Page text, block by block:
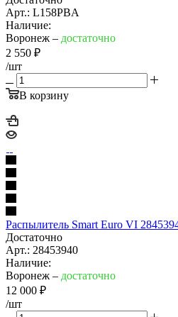
Арт.: L158PBA
Наличие:
Воронеж – достаточно
2 550 ₽
/шт
В корзину
Распылитель Smart Euro VI
Достаточно
Арт.: 28453940
Наличие:
Воронеж – достаточно
12 000 ₽
/шт